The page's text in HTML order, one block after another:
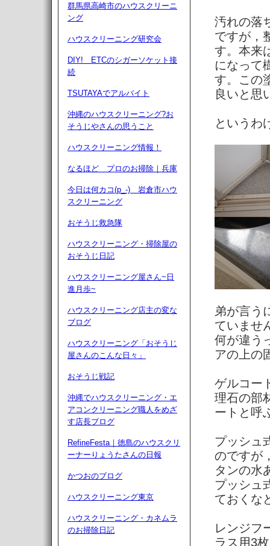
群馬県高崎市のハウスクリーニ
ング
ハウスクリーニング研究会
DIY! ETCのシガーソケット接
続
TSUTAYAでアルバイト
沖縄のハウスクリーニング?お
そうじやさんの思うこと
ハウスクリーニング情報！
なるほど プロのお掃除｜兵庫
今日は何カコ(p_-) 岩倉市ハウ
スクリーニング
おそうじ救急隊
ハウスクリーニング・掃除屋の
おそうじ日記
ハウスクリーニング屋さん~日
進月歩~
ハウスクリーニング店主の変な
ブログ
ハウスクリーニング「おそうじ
屋さんのこんな日々」
おそうじ戦記
沖縄でハウスクリーニング・エ
アコンクリーニング職人をめざ
す店長ブログ
RefineFesta｜徳島のハウスクリ
ーナーりょうたさんの日報
かつおのブログ
ハウスクリーニング東京
ハウスクリーニング・カネムラ
のお掃除日記
汚れの落
ですが，
す。本来
になって
す。この
良いと思
というわ
弟が言う
ていませ
何が違う
アの上の
ゲルコー
理石の部
ートと呼
プッシュ
のですが
タンの水
プッシュ
ておくな
レンジフ
ラス用3